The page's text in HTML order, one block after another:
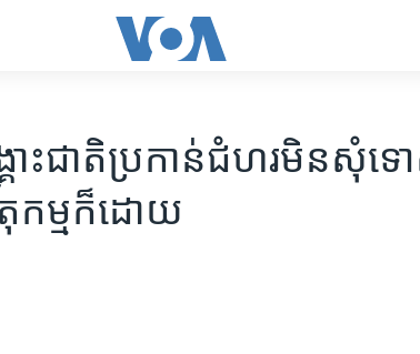
ះជាតិ​ប្រកាន់​ជំហរ​មិន​សុំទ
កម្ម​ក៏ដោយ